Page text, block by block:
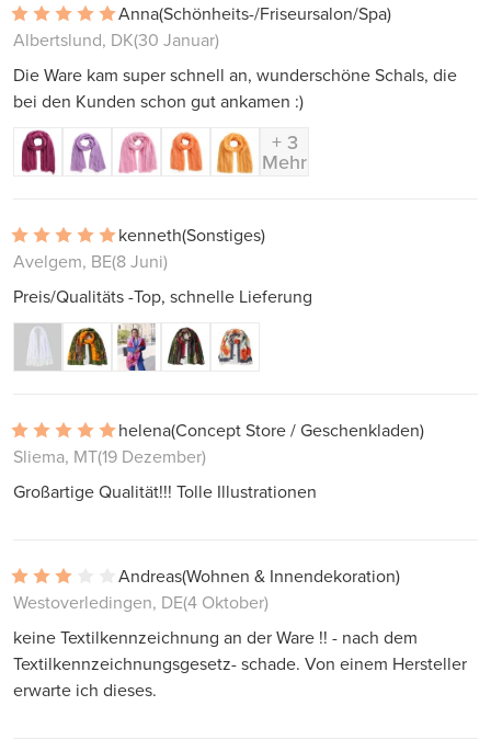
Anna(Schönheits-/Friseursalon/Spa)
Albertslund, DK(30 Januar)
Die Ware kam super schnell an, wunderschöne Schals, die
bei den Kunden schon gut ankamen :)
+ 3
Mehr
kenneth(Sonstiges)
Avelgem, BE(8 Juni)
Preis/Qualitäts -Top, schnelle Lieferung
helena(Concept Store / Geschenkladen)
Sliema, MT(19 Dezember)
Großartige Qualität!!! Tolle Illustrationen
Andreas(Wohnen & Innendekoration)
Westoverledingen, DE(4 Oktober)
keine Textilkennzeichnung an der Ware !! - nach dem
Textilkennzeichnungsgesetz- schade. Von einem Hersteller
erwarte ich dieses.